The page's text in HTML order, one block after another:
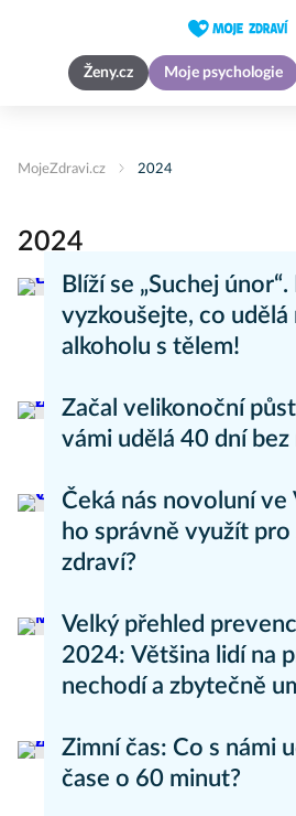
Ženy.cz Moje psychologie
MojeZdravi.cz 2024
2024
Blíží se „Suchej
vyzkoušejte, co udělá
alkoholu s tělem!
Začal velikonoční
vámi udělá 40 dní bez
Čeká nás novoluní ve
ho správně využít pro
zdraví?
Velký přehled
2024: Většina lidí na prohlídky
nechodí a zbytečně
Zimní čas: Co s námi
čase o 60 minut?